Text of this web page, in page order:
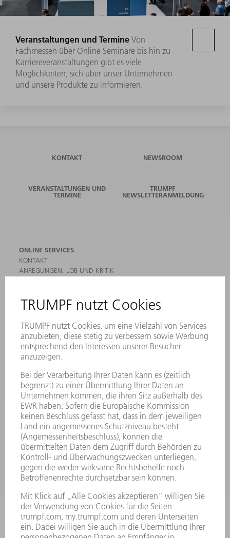
Veranstaltungen und Termine Von
Fachmessen über Online Seminare bis hin zu
Karriereveranstaltungen gibt es viele
Möglichkeiten, sich über unser Unternehmen
und unsere Produkte zu informieren.
KONTAKT NEWSROOM
VERANSTALTUNGEN UND
TERMINE
TRUMPF
NEWSLETTERANMELDUNG
ONLINE SERVICES
KONTAKT
ANREGUNGEN, LOB UND KRITIK
NEWSLETTER-ANMELDUNG
MYTRUMPF
SICHERHEITSDATENBLÄTTER
HÄNDLERSUCHE ELEKTROWERKZEUGE
PRODUKTE
MASCHINEN & SYSTEME
LEISTUNGSELEKTRONIK
ELEKTROWERKZEUGE
SMART FACTORY
SOFTWARE
SERVICES
ANWENDUNGEN
BRANCHEN
UNTERNEHMEN
KARRIERE
STELLENANGEBOTE
UNTERNEHMENSPROFIL
GESCHÄFTSBERICHT
UNTERNEHMENSGRUNDSÄTZE
COMPLIANCE
HINWEISGEBERSYSTEM